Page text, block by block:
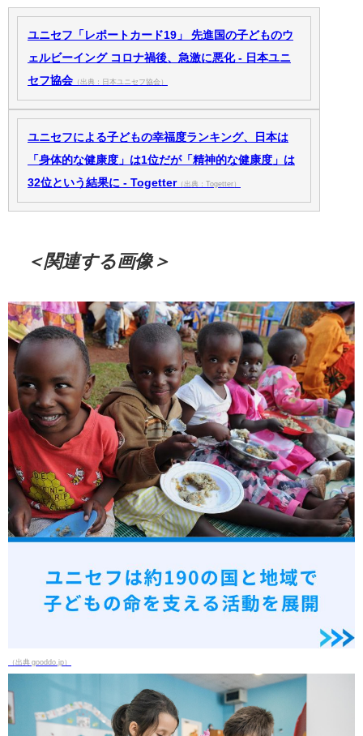
ユニセフ「レポートカード19」 先進国の子どものウ
ェルビーイング コロナ禍後、急激に悪化 - 日本ユニ
セフ協会 （出典：日本ユニセフ協会）
ユニセフによる子どもの幸福度ランキング、日本は
「身体的な健康度」は1位だが「精神的な健康度」は
32位という結果に - Togetter（出典：Togetter）
＜関連する画像＞
（出典 gooddo.jp）